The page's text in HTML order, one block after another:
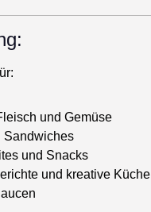
und Gemüse
Sandwiches
und Snacks
und kreative Küche